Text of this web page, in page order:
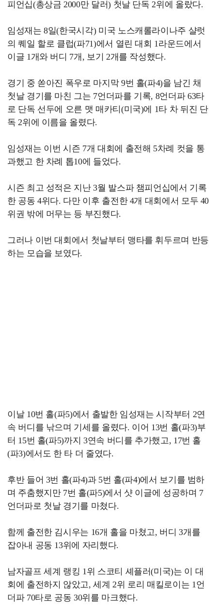
피언십(총상금 2000만 달러) 첫날 단독 2위에 올랐다.
임성재는 8일(한국시각) 미국 노스캐롤라이나주 샬럿
의 퀘일 할로 클럽(파71)에서 열린 대회 1라운드에서
이글 1개와 버디 7개, 보기 2개를 작성했다.
경기 중 쏟아진 폭우로 마지막 9번 홀(파4)을 남긴 채
첫날 경기를 마친 그는 7언더파를 기록, 8언더파 63타
로 단독 선두에 오른 맷 매카티(미국)에 1타 차 뒤진 단
독 2위에 이름을 올렸다.
임성재는 이번 시즌 7개 대회에 출전해 5차례 컷을 통
과했고 한 차례 톱10에 들었다.
시즌 최고 성적은 지난 3월 발스파 챔피언십에서 기록
한 공동 4위다. 다만 이후 출전한 4개 대회에서 모두 40
위권 밖에 머무는 등 부진했다.
그러나 이번 대회에서 첫날부터 맹타를 휘두르며 반등
하는 모습을 보였다.
이날 10번 홀(파5)에서 출발한 임성재는 시작부터 2연
속 버디를 낚으며 기세를 올렸다. 이어 13번 홀(파3)부
터 15번 홀(파5)까지 3연속 버디를 추가했고, 17번 홀
(파3)에서도 한 타 더 줄였다.
후반 들어 3번 홀(파4)과 5번 홀(파4)에서 보기를 범하
며 주춤했지만 7번 홀(파5)에서 샷 이글에 성공하며 7
언더파로 첫날 경기를 마쳤다.
함께 출전한 김시우는 16개 홀을 마쳤고, 버디 3개를
잡아내 공동 13위에 자리했다.
남자골프 세계 랭킹 1위 스코티 셰플러(미국)는 이 대
회에 출전하지 않았고, 세계 2위 로리 매킬로이는 1언
더파 70타로 공동 30위를 마크했다.